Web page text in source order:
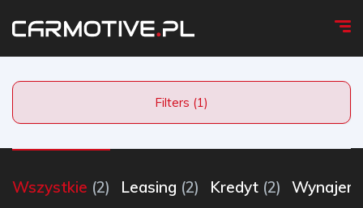
Filters (1)
Wszystkie (2) Leasing (2) Kredyt (2) Wynajem